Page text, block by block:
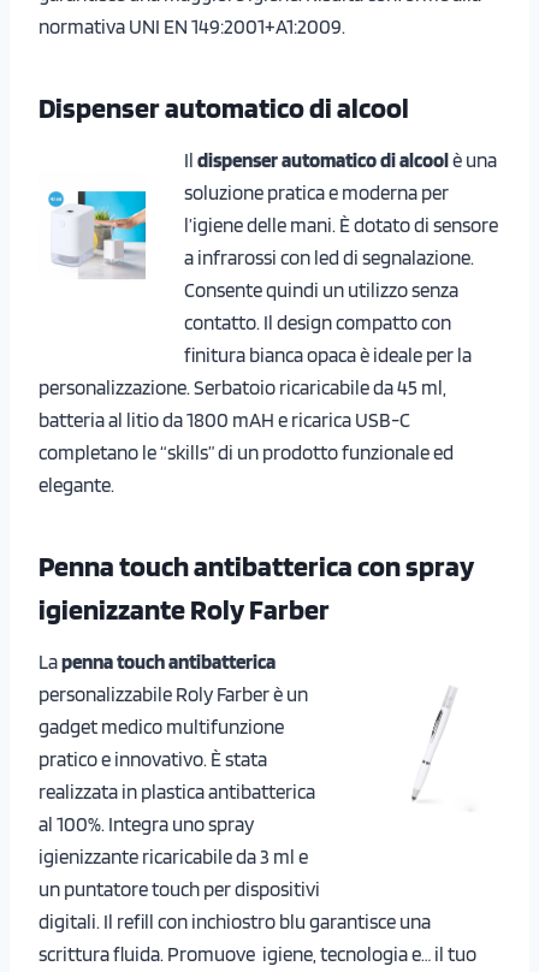
normativa UNI EN 149:2001+A1:2009.
Dispenser automatico di alcool
Il dispenser automatico di alcoolè una
soluzione pratica e moderna per
l’igiene delle mani. È dotato di sensore
a infrarossi con led di segnalazione.
Consente quindi un utilizzo senza
contatto. Il design compatto con
finitura bianca opaca è ideale per la
personalizzazione. Serbatoio ricaricabile da 45 ml,
batteria al litio da 1800 mAH e ricarica USB-C
completano le “skills” di un prodotto funzionale ed
elegante.
Penna touch antibatterica con spray
igienizzante Roly Farber
Lapenna touch antibatterica
personalizzabile Roly Farber è un
gadget medico multifunzione
pratico e innovativo. È stata
realizzata in plastica antibatterica
al 100%. Integra uno spray
igienizzante ricaricabile da 3 ml e
un puntatore touch per dispositivi
digitali. Il refill con inchiostro blu garantisce una
scrittura fluida. Promuove igiene, tecnologia e… il tuo